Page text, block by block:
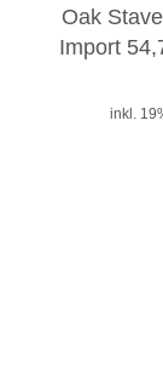
Oak
Import
inkl.